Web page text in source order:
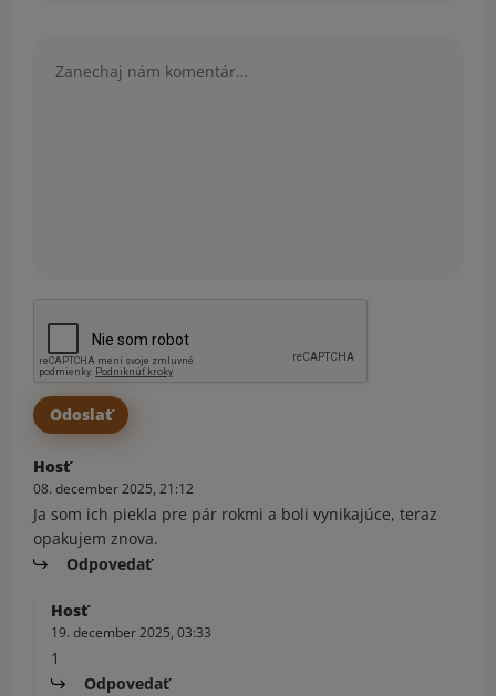
Hosť
08. december 2025, 21:12
Ja som ich piekla pre pár rokmi a boli vynikajúce, teraz
opakujem znova.
Odpovedať
Hosť
19. december 2025, 03:33
1
Odpovedať